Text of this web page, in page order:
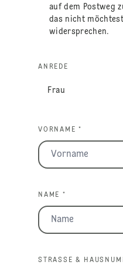
auf dem Postweg
das nicht
widersprechen.
ANREDE
VORNAME *
NAME *
STRASSE &